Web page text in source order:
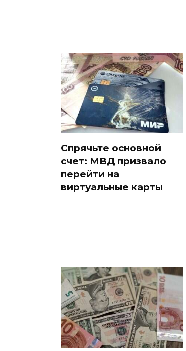
Спрячьте основной
счет: МВД призвало
перейти на
виртуальные карты